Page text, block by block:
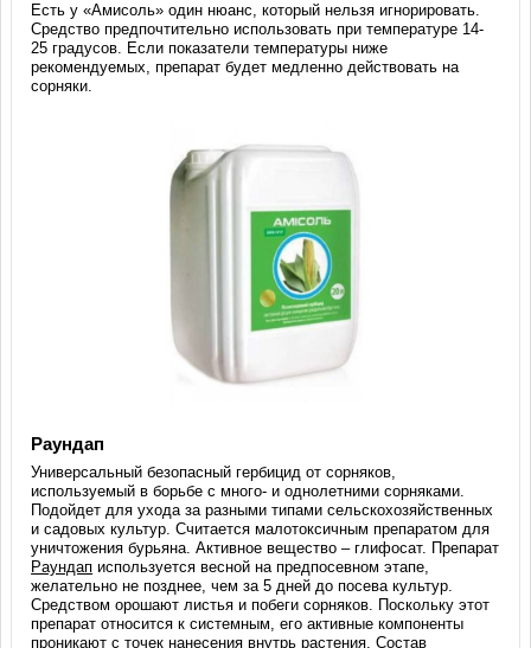
Есть у «Амисоль» один нюанс, который нельзя игнорировать.
Средство предпочтительно использовать при температуре 14-
25 градусов. Если показатели температуры ниже
рекомендуемых, препарат будет медленно действовать на
сорняки.
Раундап
Универсальный безопасный гербицид от сорняков,
используемый в борьбе с много- и однолетними сорняками.
Подойдет для ухода за разными типами сельскохозяйственных
и садовых культур. Считается малотоксичным препаратом для
уничтожения бурьяна. Активное вещество – глифосат. Препарат
Раундап используется весной на предпосевном этапе,
желательно не позднее, чем за 5 дней до посева культур.
Средством орошают листья и побеги сорняков. Поскольку этот
препарат относится к системным, его активные компоненты
проникают с точек нанесения внутрь растения. Состав